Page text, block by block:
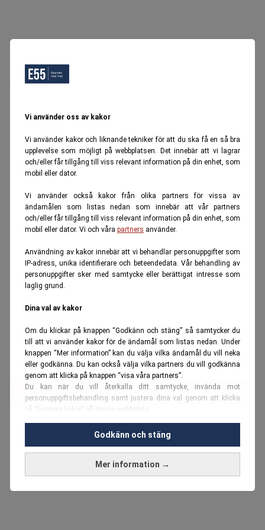
Vi använder oss av kakor
Vi använder kakor och liknande tekniker för att du ska få en så bra
upplevelse som möjligt på webbplatsen. Det innebär att vi lagrar
och/eller får tillgång till viss relevant information på din enhet, som
mobil eller dator.
Vi använder också kakor från olika partners för vissa av
ändamålen som listas nedan som innebär att vår partners
och/eller får tillgång till viss relevant information på din enhet, som
mobil eller dator. Vi och våra partners använder.
Användning av kakor innebär att vi behandlar personuppgifter som
IP-adress, unika identifierare och beteendedata. Vår behandling av
personuppgifter sker med samtycke eller berättigat intresse som
laglig grund.
Dina val av kakor
Om du klickar på knappen “Godkänn och stäng” så samtycker du
till att vi använder kakor för de ändamål som listas nedan. Under
knappen “Mer information” kan du välja vilka ändamål du vill neka
eller godkänna. Du kan också välja vilka partners du vill godkänna
genom att klicka på knappen “visa våra partners”.
Du kan när du vill återkalla ditt samtycke, invända mot
personuppgiftsbehandling samt justera dina val genom att klicka
på “hantera kakor” på denna webbplats.
Du kan fördjupa dig ytterligare i vårcookie-policy
Vi använder kakor och personuppgifter för dessa syften:
Nödvändiga cookies och liknande tekniker, anpassning av
Mer information →
Godkänn och stäng
Oops, Ett fel inträffade.